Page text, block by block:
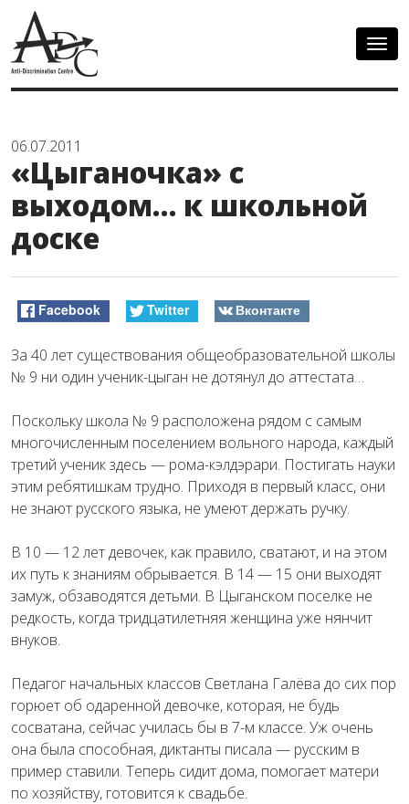
06.07.2011
«Цыганочка» с
выходом… к школьной
доске
Facebook Twitter Вконтакте
За 40 лет существования общеобразовательной школы
№ 9 ни один ученик-цыган не дотянул до аттестата…
Поскольку школа № 9 расположена рядом с самым
многочисленным поселением вольного народа, каждый
третий ученик здесь — рома-кэлдэрари. Постигать науки
этим ребятишкам трудно. Приходя в первый класс, они
не знают русского языка, не умеют держать ручку.
В 10 — 12 лет девочек, как правило, сватают, и на этом
их путь к знаниям обрывается. В 14 — 15 они выходят
замуж, обзаводятся детьми. В Цыганском поселке не
редкость, когда тридцатилетняя женщина уже нянчит
внуков.
Педагог начальных классов Светлана Галёва до сих пор
горюет об одаренной девочке, которая, не будь
сосватана, сейчас училась бы в 7-м классе. Уж очень
она была способная, диктанты писала — русским в
пример ставили. Теперь сидит дома, помогает матери
по хозяйству, готовится к свадьбе.